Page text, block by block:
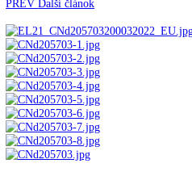
Kávy
Uncategorized
ÚvodVoľne stojace
chladničkymraziak dole
mrazničky s EasyFresh a